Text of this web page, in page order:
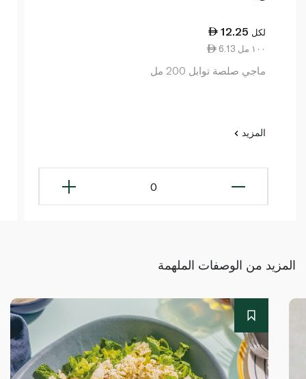
12.25 لكل
6.13 ١٠٠ مل
ماجي صلصة توابل 200 مل
المزيد
0
المزيد من الوصفات الملهمة